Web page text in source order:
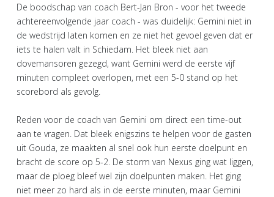
De boodschap van coach Bert-Jan Bron - voor het tweede
achtereenvolgende jaar coach - was duidelijk: Gemini niet in
de wedstrijd laten komen en ze niet het gevoel geven dat er
iets te halen valt in Schiedam. Het bleek niet aan
dovemansoren gezegd, want Gemini werd de eerste vijf
minuten compleet overlopen, met een 5-0 stand op het
scorebord als gevolg.
Reden voor de coach van Gemini om direct een time-out
aan te vragen. Dat bleek enigszins te helpen voor de gasten
uit Gouda, ze maakten al snel ook hun eerste doelpunt en
bracht de score op 5-2. De storm van Nexus ging wat liggen,
maar de ploeg bleef wel zijn doelpunten maken. Het ging
niet meer zo hard als in de eerste minuten, maar Gemini